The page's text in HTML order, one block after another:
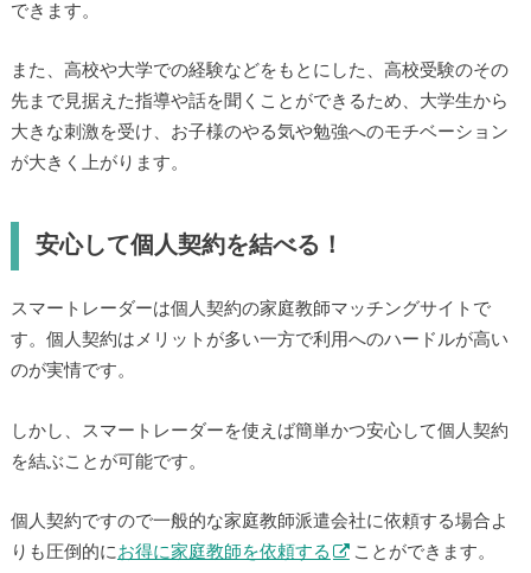
できます。
また、高校や大学での経験などをもとにした、高校受験のその
先まで見据えた指導や話を聞くことができるため、大学生から
大きな刺激を受け、お子様のやる気や勉強へのモチベーション
が大きく上がります。
安心して個人契約を結べる！
スマートレーダーは個人契約の家庭教師マッチングサイトで
す。個人契約はメリットが多い一方で利用へのハードルが高い
のが実情です。
しかし、スマートレーダーを使えば簡単かつ安心して個人契約
を結ぶことが可能です。
個人契約ですので一般的な家庭教師派遣会社に依頼する場合よ
りも圧倒的にお得に家庭教師を依頼する ことができます。